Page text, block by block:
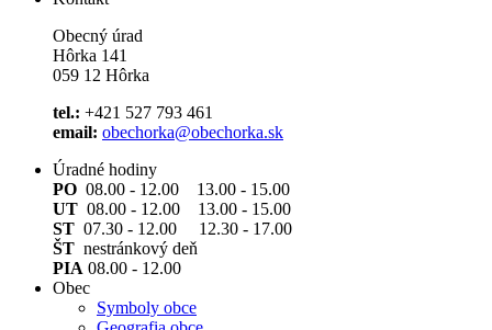
Obecný úrad
Hôrka 141
059 12 Hôrka
tel.: +421 527 793 461
email: obechorka@obechorka.sk
Úradné hodiny
PO 08.00 - 12.00 13.00 - 15.00
UT 08.00 - 12.00 13.00 - 15.00
ST 07.30 - 12.00 12.30 - 17.00
ŠT nestránkový deň
PIA 08.00 - 12.00
Obec
Symboly obce